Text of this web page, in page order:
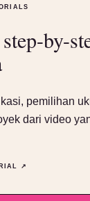
by-
pemilihan
dari video
↗